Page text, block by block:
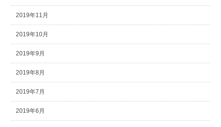
2019年11月
2019年10月
2019年9月
2019年8月
2019年7月
2019年6月